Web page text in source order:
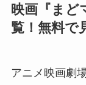
映画『まど
覧！無料で
アニメ映画劇